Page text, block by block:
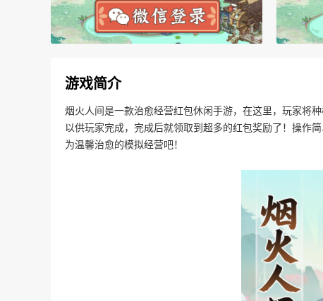
游戏简介
烟火人间是一款治愈经营红包休闲手游，在这里，玩家将
以供玩家完成，完成后就领取到超多的红包奖励了！操作
为温馨治愈的模拟经营吧！